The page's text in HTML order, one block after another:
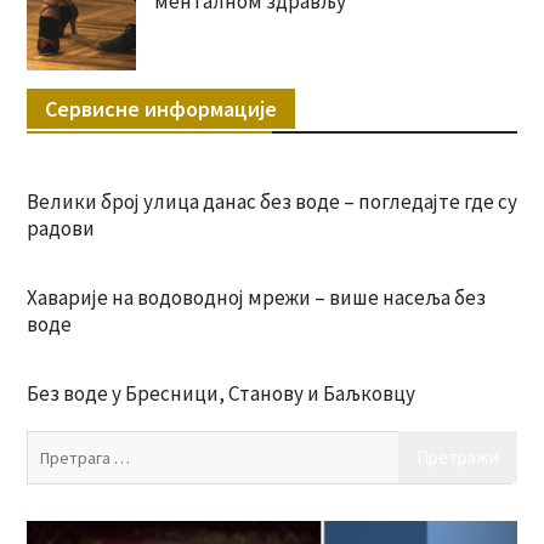
Сервисне информације
Велики број улица данас без воде – погледајте где су
радови
Хаварије на водоводној мрежи – више насеља без
воде
Без воде у Бресници, Станову и Баљковцу